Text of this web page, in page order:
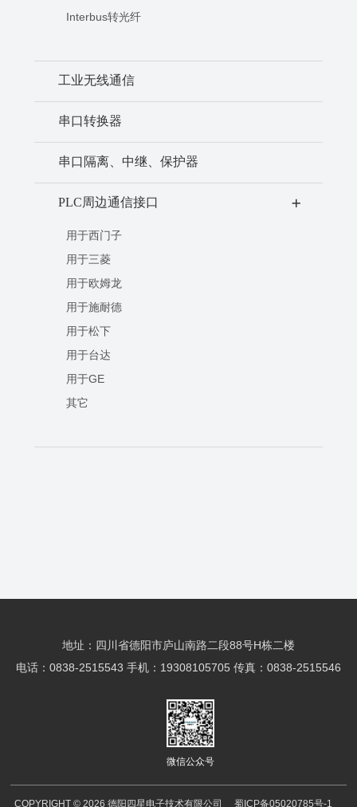
Interbus转光纤
工业无线通信
串口转换器
串口隔离、中继、保护器
PLC周边通信接口 +
用于西门子
用于三菱
用于欧姆龙
用于施耐德
用于松下
用于台达
用于GE
其它
地址：四川省德阳市庐山南路二段88号H栋二楼
电话：0838-2515543 手机：19308105705 传真：0838-2515546
微信公众号
COPYRIGHT © 2026 德阳四星电子技术有限公司 蜀ICP备05020785号-1